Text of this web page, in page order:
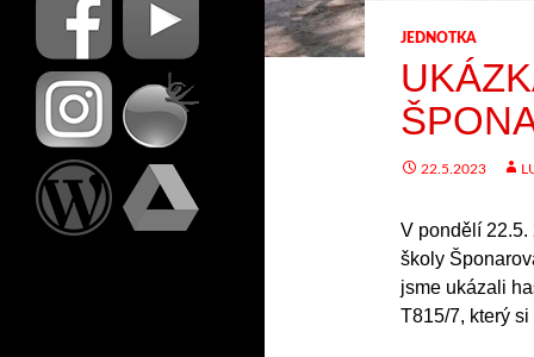
JEDNOTKA
22.5.2023
V pondělí 22.5.
školy
jsme ukázali
T815/7, který